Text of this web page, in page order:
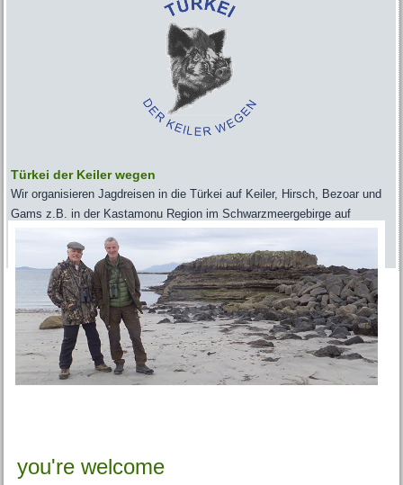
Türkei der Keiler wegen
Wir organisieren Jagdreisen in die Türkei auf Keiler, Hirsch, Bezoar und
Gams z.B. in der Kastamonu Region im Schwarzmeergebirge auf
>> mehr ...
you're welcome